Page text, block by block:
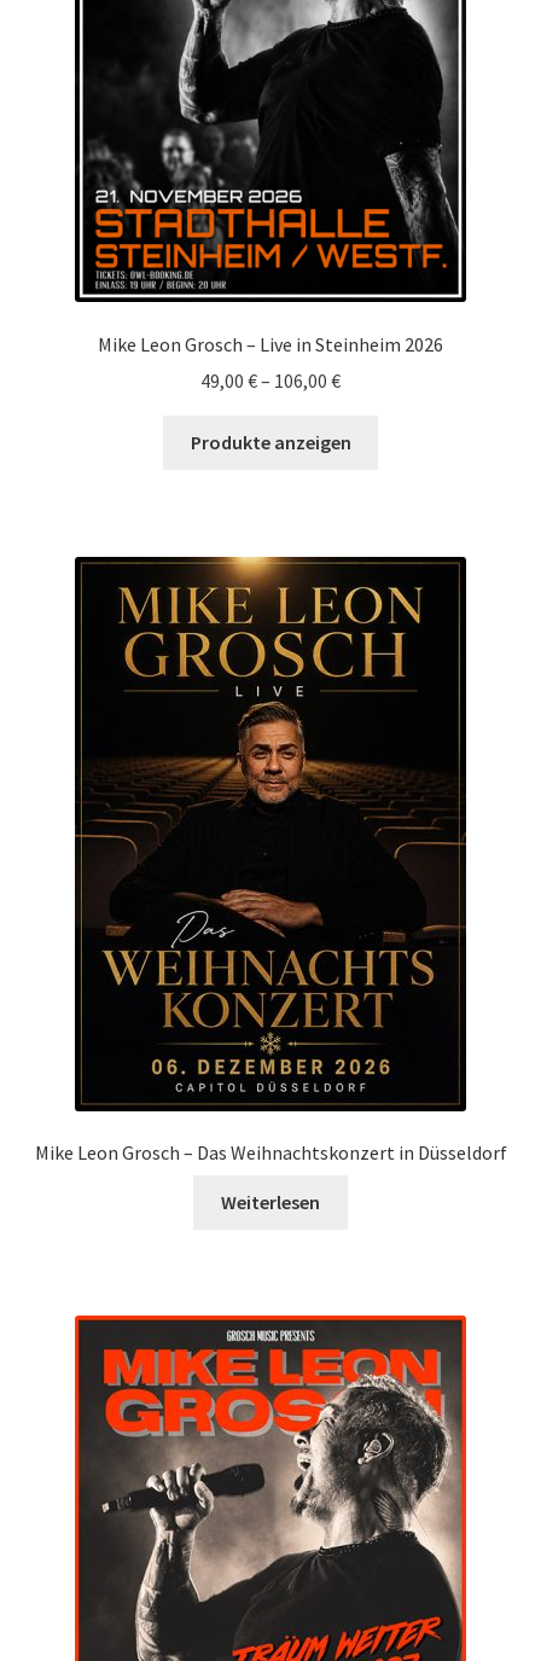
Mike Leon Grosch – Live in Steinheim 2026
49,00 €– 106,00 €
Produkte anzeigen
Mike Leon Grosch – Das Weihnachtskonzert in Düsseldorf
Weiterlesen